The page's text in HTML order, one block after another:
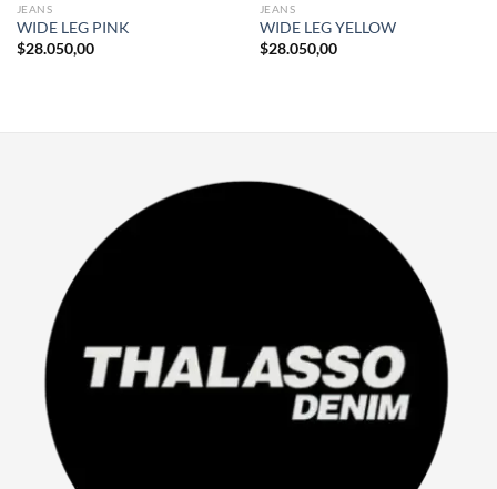
JEANS
WIDE LEG PINK
$28.050,00
JEANS
WIDE LEG YELLOW
$28.050,00